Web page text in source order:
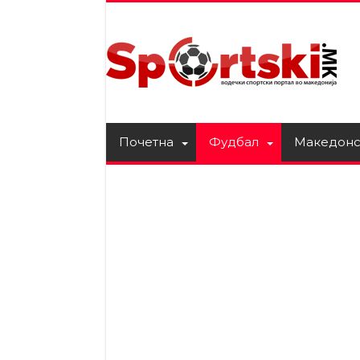
Почетна Фудбал